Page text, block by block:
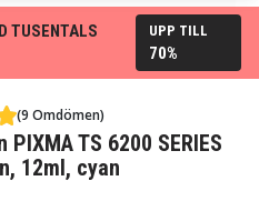
TUSENTALS
UPP TILL
70%
(9 Omdömen)
TS 6200 SERIES
12ml, cyan